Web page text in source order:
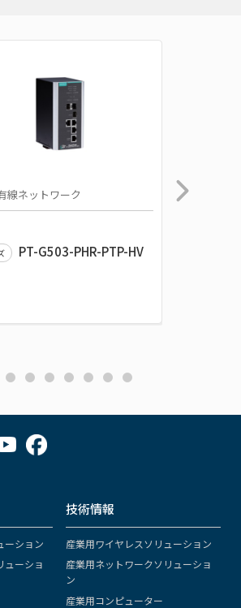
線ネットワーク
PT-G503-PHR-PTP-HV
ーション
ューショ
技術情報
産業用ワイヤレスソリューション
産業用ネットワークソリューショ
ン
産業用コンピューター